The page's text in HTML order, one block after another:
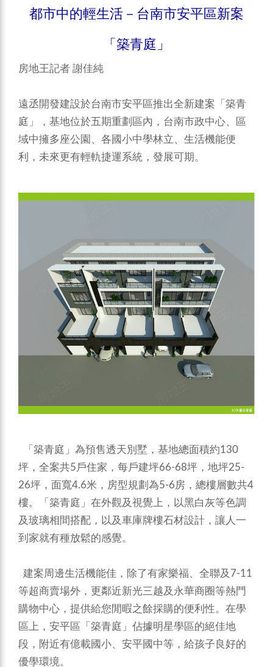
都市中的輕生活－台南市安平區新案
「築青庭」
房地王記者 謝佳純
遠丞開發建設於台南市安平區推出全新建案「築青
庭」，基地位於五期重劃區內，台南市政中心、區
域中擁多座公園、各國小中學林立、生活機能便
利，未來更有輕軌捷運系統，發展可期。
「築青庭」為預售透天別墅，基地總面積約130
坪，全案共5戶住家，每戶建坪66-68坪，地坪25-
26坪，面寬4.6米，房型規劃為5-6房，總樓層數共4
樓。「築青庭」在外觀及視覺上，以黑白灰等色調
及玻璃相間搭配，以及車庫牌樓石材設計，讓人一
到家就有種放鬆的感覺。
建案周邊生活機能佳，除了有家樂福、全聯及7-11
等超商賣場外，更鄰近新光三越及永華商圈等熱門
購物中心，提供給您閒暇之餘採購的便利性。在學
區上，安平區「築青庭」佔據明星學區的絕佳地
段，附近有億載國小、安平國中等，給孩子良好的
優學環境。